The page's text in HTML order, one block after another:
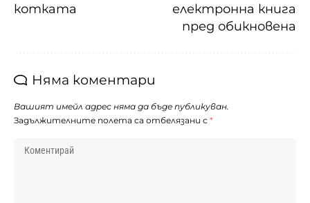
котката
електронна книга
пред обикновена
Няма коментари
Вашият имейл адрес няма да бъде публикуван.
Задължителните полета са отбелязани с *